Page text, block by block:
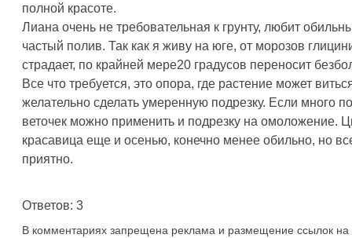
полной красоте.
Лиана очень не требовательная к грунту, любит
частый полив. Так как я живу на юге, от морозов
страдает, по крайней мере20 градусов переносит
Все что требуется, это опора, где растение может
желательно сделать умеренную подрезку. Если много
веточек можно применить и подрезку на омоложение.
красавица еще и осенью, конечно менее обильно, но
приятно.
Ответов: 3
В комментариях запрещена реклама и размещение ссылок на